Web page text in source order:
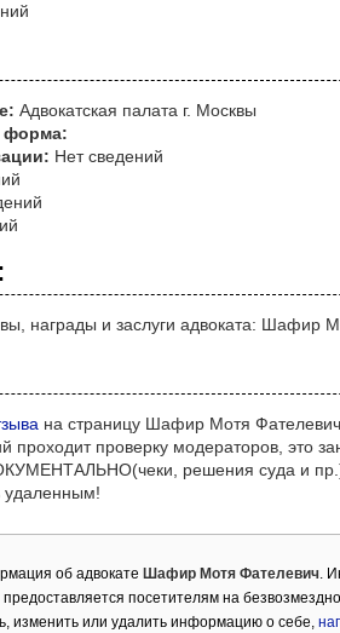
Адвокатская палата г. Москвы
форма:
Нет сведений
награды и заслуги адвоката: Шафир
на страницу Шафир Мотя
проходит проверку модераторов, это
решения суда и пр.)!
удаленным!
об адвокате Шафир Мотя Фателевич.
посетителям на
изменить или удалить информацию о себе,